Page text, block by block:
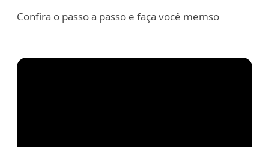
Confira o passo a passo e faça você memso